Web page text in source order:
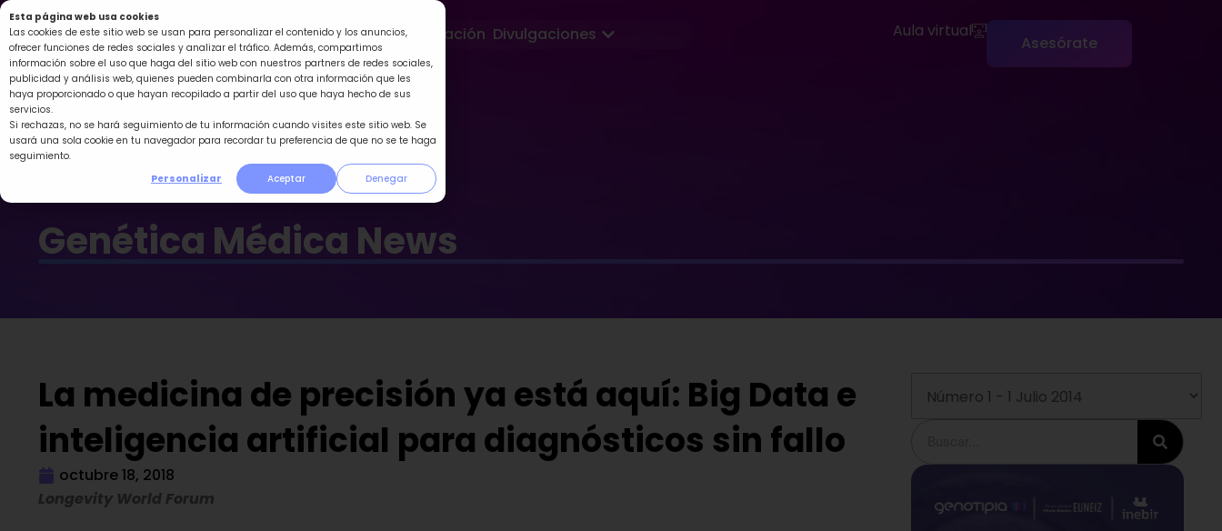
Esta página web usa cookies
Las cookies de este sitio web se usan para personalizar el contenido y los anuncios,
ofrecer funciones de redes sociales y analizar el tráfico. Además, compartimos
información sobre el uso que haga del sitio web con nuestros partners de redes sociales,
publicidad y análisis web, quienes pueden combinarla con otra información que les
haya proporcionado o que hayan recopilado a partir del uso que haya hecho de sus
servicios.
Si rechazas, no se hará seguimiento de tu información cuando visites este sitio web. Se
usará una sola cookie en tu navegador para recordar tu preferencia de que no se te haga
seguimiento.
Personalizar
Aceptar Denegar
Ir
al
contenido
Formación Divulgaciones Abrir Divulgaciones Aula virtual
Asesórate
Genética Médica News
La medicina de precisión ya está aquí: Big Data e
inteligencia artificial para diagnósticos sin fallo
octubre 18, 2018
Longevity World Forum